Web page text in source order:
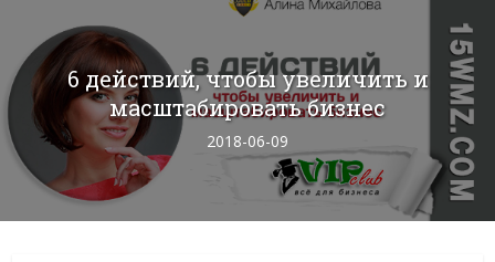
6 действий, чтобы увеличить и
масштабировать бизнес
2018-06-09